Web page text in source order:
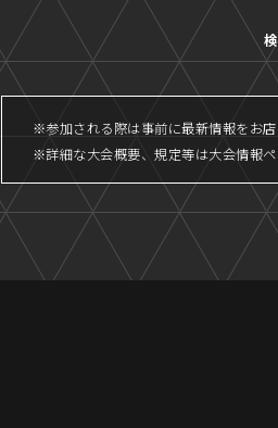
※参加される際は事前に最新情報をお
※詳細な大会概要、規定等は大会情報ペ